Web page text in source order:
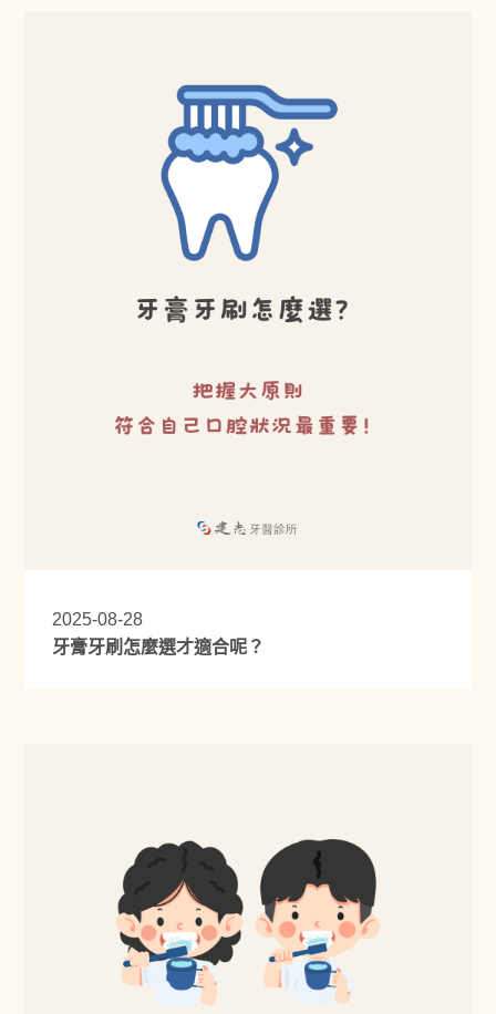
2025-08-28
牙膏牙刷怎麼選才適合呢？